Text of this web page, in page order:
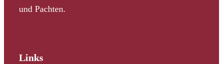
und Pachten.
Links